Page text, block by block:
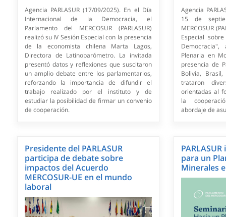
Agencia PARLASUR (17/09/2025). En el Día
Internacional de la Democracia, el
Parlamento del MERCOSUR (PARLASUR)
realizó su IV Sesión Especial con la presencia
de la economista chilena Marta Lagos,
Directora de Latinobarómetro. La invitada
presentó datos y reflexiones que suscitaron
un amplio debate entre los parlamentarios,
reforzando la importancia de difundir el
trabajo realizado por el instituto y de
estudiar la posibilidad de firmar un convenio
de cooperación.
Agencia
15 de
MERCOSUR
Especial
Plenaria en
presencia de
Bolivia,
trataron
orientadas al
la
abordaje de
Presidente del PARLASUR
participa de debate sobre
impactos del Acuerdo
MERCOSUR-UE en el mundo
laboral
para un
Minerales